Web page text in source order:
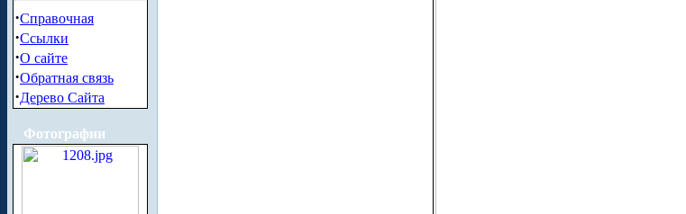
·Справочная
·Ссылки
·О сайте
·Обратная связь
·Дерево Сайта
Фотографии